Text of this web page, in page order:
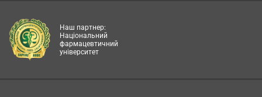
Наш партнер:
Національний
фармацевтичний
університет